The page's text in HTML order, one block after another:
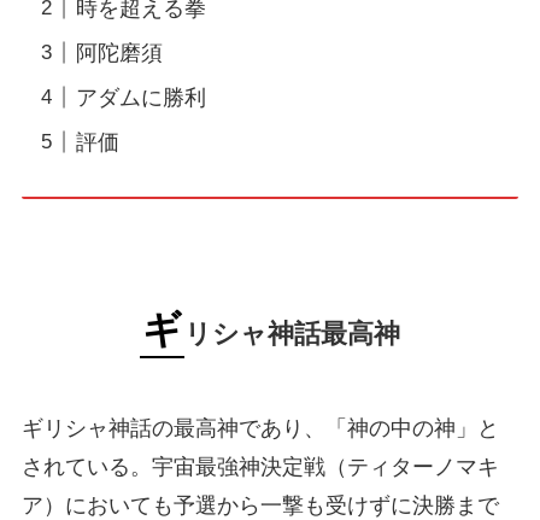
時を超える拳
阿陀磨須
アダムに勝利
評価
ギ リシャ神話最高神
ギリシャ神話の最高神であり、「神の中の神」と
されている。宇宙最強神決定戦（ティターノマキ
ア）においても予選から一撃も受けずに決勝まで